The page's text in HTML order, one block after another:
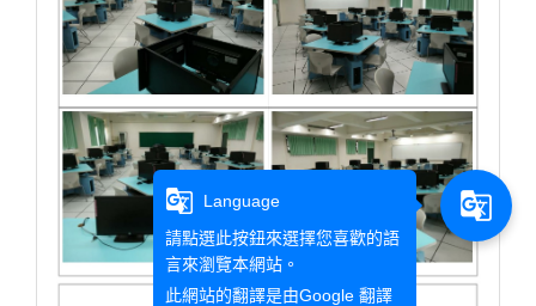
g_translate
Language
請點選此按鈕來選擇您喜歡的語
言來瀏覽本網站。
此網站的翻譯是由Google 翻譯
g_translate